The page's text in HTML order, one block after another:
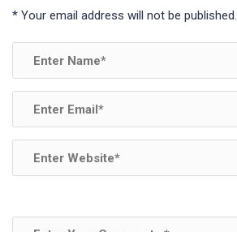
* Your email address will not be published.